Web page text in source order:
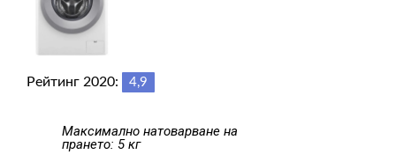
Рейтинг 2020: 4,9
Максимално натоварване на
прането: 5 кг